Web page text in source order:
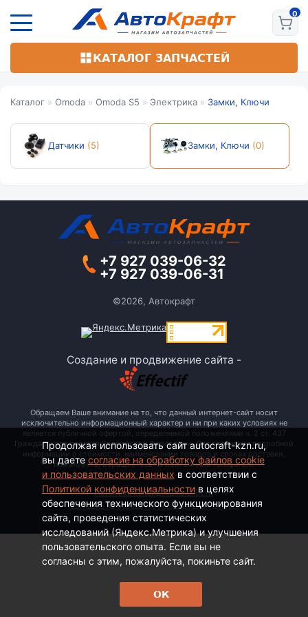
основному
КАТАЛОГ ЗАПЧАСТЕЙ
Каталог » Omoda » Omoda S5 » Электрика » Замки, Ключи
Датчики (5) Замки, Ключи (0)
+7 927 039-06-32
+7 927 039-06-31
©2026, Автокрафт
Создание и продвижение сайта -
Обращаем Ваше внимание на то, что данный интернет-сайт носит
исключительно информационный характер и ни при каких условиях не
является публичной офертой, определяемой положениями ч. 2 ст. 437
Гражданского кодекса Российской Федерации. Для получения подробной
информации о стоимости, наименовании товаров и сроках доставки,
пожалуйста, обращайтесь по контактным телефонам.
Политика конфиденциальности
Согласие на обработку персональных данных
Продолжая использовать сайт autocraft-kzn.ru,
вы даете согласие на обработку файлов cookie
и пользовательских данных в соответствии с
Политикой конфиденциальностив целях
обеспечения технического функционирования
сайта, проведения статистических
исследований (Яндекс.Метрика) и улучшения
пользовательского опыта. Если вы не
согласны с этим, пожалуйста, покиньте сайт.
ОК